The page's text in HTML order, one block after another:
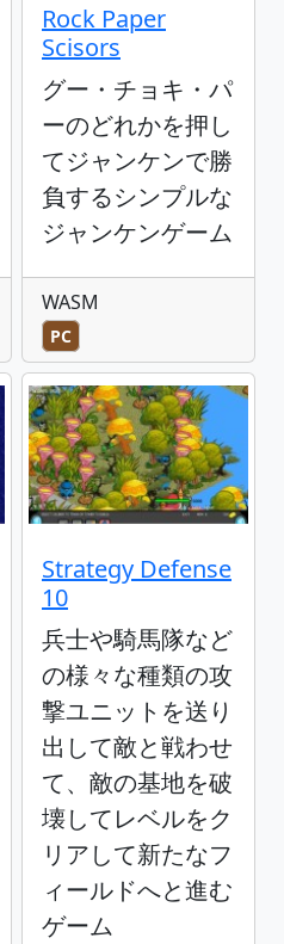
Rock Paper
Scisors
グー・チョキ・パ
ーのどれかを押し
てジャンケンで勝
負するシンプルな
ジャンケンゲーム
WASM
PC
Strategy Defense
10
兵士や騎馬隊など
の様々な種類の攻
撃ユニットを送り
出して敵と戦わせ
て、敵の基地を破
壊してレベルをク
リアして新たなフ
ィールドへと進む
ゲーム